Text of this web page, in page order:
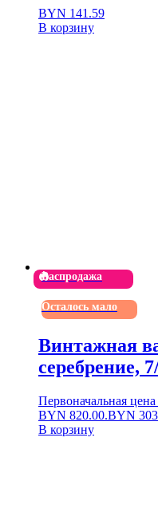
BYN 141.59
В корзину
Распродажа
Осталось мало
Винтажная
серебрение,
Первоначальная цена
BYN 820.00.BYN
В корзину